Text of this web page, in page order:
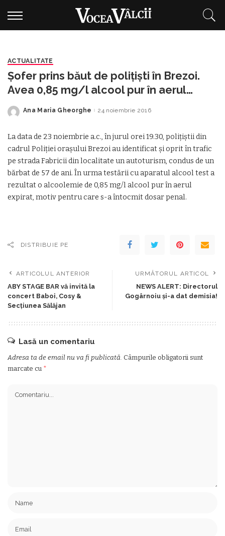
ACTUALITATE
Şofer prins băut de poliţişti în Brezoi.
Avea 0,85 mg/l alcool pur în aerul
expirat
Posted
Ana Maria Gheorghe 24 noiembrie 2016
La data de 23 noiembrie a.c., în jurul orei 19.30, poliţiştii din
cadrul Poliţiei oraşului Brezoi au identificat şi oprit în trafic
pe strada Fabricii din localitate un autoturism, condus de un
bărbat de 57 de ani. În urma testării cu aparatul alcool test a
rezultat o alcoolemie de 0,85 mg/l alcool pur în aerul
expirat, motiv pentru care s-a întocmit dosar penal.
DISTRIBUIE PE
ARTICOLUL ANTERIOR
ABY STAGE BAR vă invită la
concert Baboi, Cosy &
Secţiunea Sălăjan
URMĂTORUL ARTICOL
NEWS ALERT: Directorul
Gogârnoiu și-a dat demisia!
Lasă un comentariu
Adresa ta de email nu va fi publicată. Câmpurile obligatorii sunt
marcate cu *